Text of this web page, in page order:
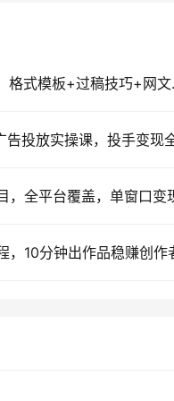
短剧AI